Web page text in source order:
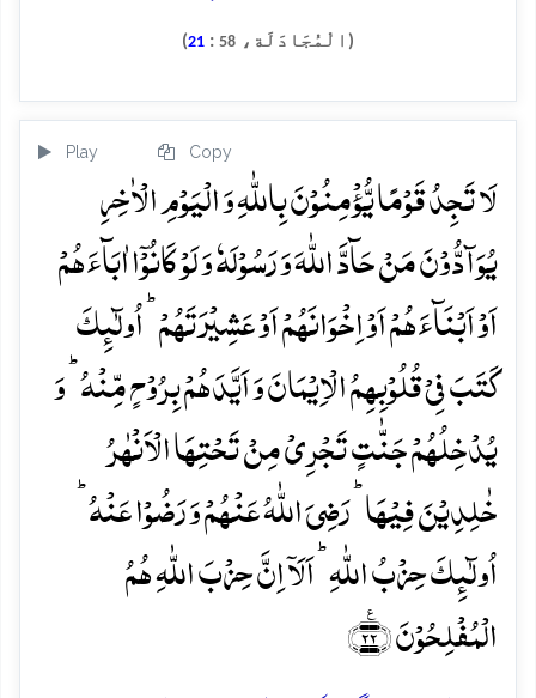
(الْمُجَادَلَة، 58
:
21
)
Play Copy
لَا تَجِدُ قَوۡمًا یُّؤۡمِنُوۡنَ بِاللّٰہِ وَ الۡیَوۡمِ الۡاٰخِرِ
یُوَآدُّوۡنَ مَنۡ حَآدَّ اللّٰہَ وَ رَسُوۡلَہٗ وَ لَوۡ کَانُوۡۤا اٰبَآءَہُمۡ
اَوۡ اَبۡنَآءَہُمۡ اَوۡ اِخۡوَانَہُمۡ اَوۡ عَشِیۡرَتَہُمۡ ؕ اُولٰٓئِکَ
کَتَبَ فِیۡ قُلُوۡبِہِمُ الۡاِیۡمَانَ وَ اَیَّدَہُمۡ بِرُوۡحٍ مِّنۡہُ ؕ وَ
یُدۡخِلُہُمۡ جَنّٰتٍ تَجۡرِیۡ مِنۡ تَحۡتِہَا الۡاَنۡہٰرُ
خٰلِدِیۡنَ فِیۡہَا ؕ رَضِیَ اللّٰہُ عَنۡہُمۡ وَ رَضُوۡا عَنۡہُ ؕ
اُولٰٓئِکَ حِزۡبُ اللّٰہِ ؕ اَلَاۤ اِنَّ حِزۡبَ اللّٰہِ ہُمُ
الۡمُفۡلِحُوۡنَ ﴿٪۲۲﴾